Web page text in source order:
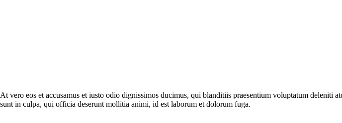
At vero eos et accusamus et iusto odio dignissimos ducimus, qui blanditiis praesentium voluptatum deleniti
sunt in culpa, qui officia deserunt mollitia animi, id est laborum et dolorum fuga.